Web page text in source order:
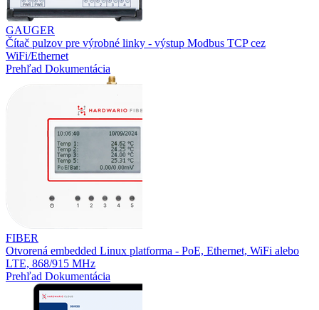
GAUGER
Čítač pulzov pre výrobné linky - výstup Modbus TCP cez
WiFi/Ethernet
Prehľad Dokumentácia
FIBER
Otvorená embedded Linux platforma - PoE, Ethernet, WiFi alebo
LTE, 868/915 MHz
Prehľad Dokumentácia